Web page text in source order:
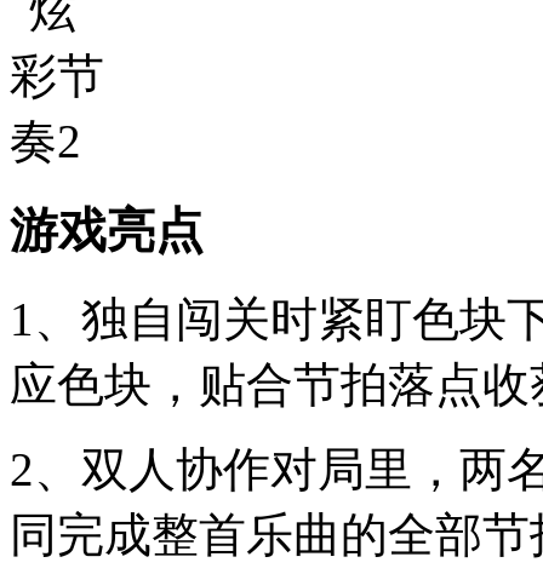
游戏亮点
1、独自闯关时紧盯色块
应色块，贴合节拍落点
2、双人协作对局里，两
同完成整首乐曲的全部